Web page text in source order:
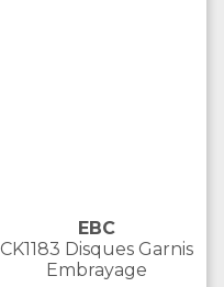
EBC
CK1183 Disques Garnis
Embrayage